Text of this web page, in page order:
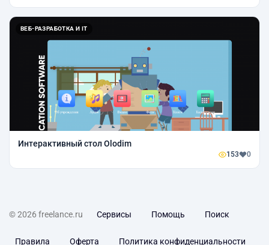
ВЕБ-РАЗРАБОТКА И IT
Интерактивный стол Olodim
153 0
© 2026 freelance.ru Сервисы Помощь Поиск
Правила Оферта Политика конфиденциальности